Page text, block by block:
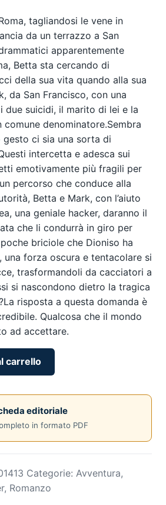
tagliandosi le vene in
da un terrazzo a San
apparentemente
Betta sta cercando di
della sua vita quando alla sua
da San Francisco, con una
due suicidi, il marito di lei e la
comune denominatore.Sembra
ci sia una sorta di
intercetta e adesca sui
emotivamente più fragili per
percorso che conduce alla
Betta e Mark, con l’aiuto
una geniale hacker, daranno il
che li condurrà in giro per
briciole che Dioniso ha
una forza oscura e tentacolare si
trasformandoli da cacciatori a
si nascondono dietro la tragica
risposta a questa domanda è
Qualcosa che il mondo
ad accettare.
carrello
editoriale
in formato PDF
Categorie: Avventura,
, Romanzo